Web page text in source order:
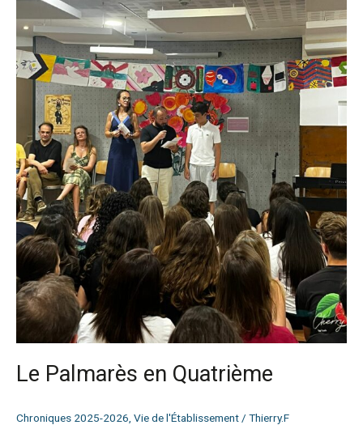
Le Palmarès en Quatrième
Chroniques 2025-2026 Vie de l'Établissement / Thierry.F